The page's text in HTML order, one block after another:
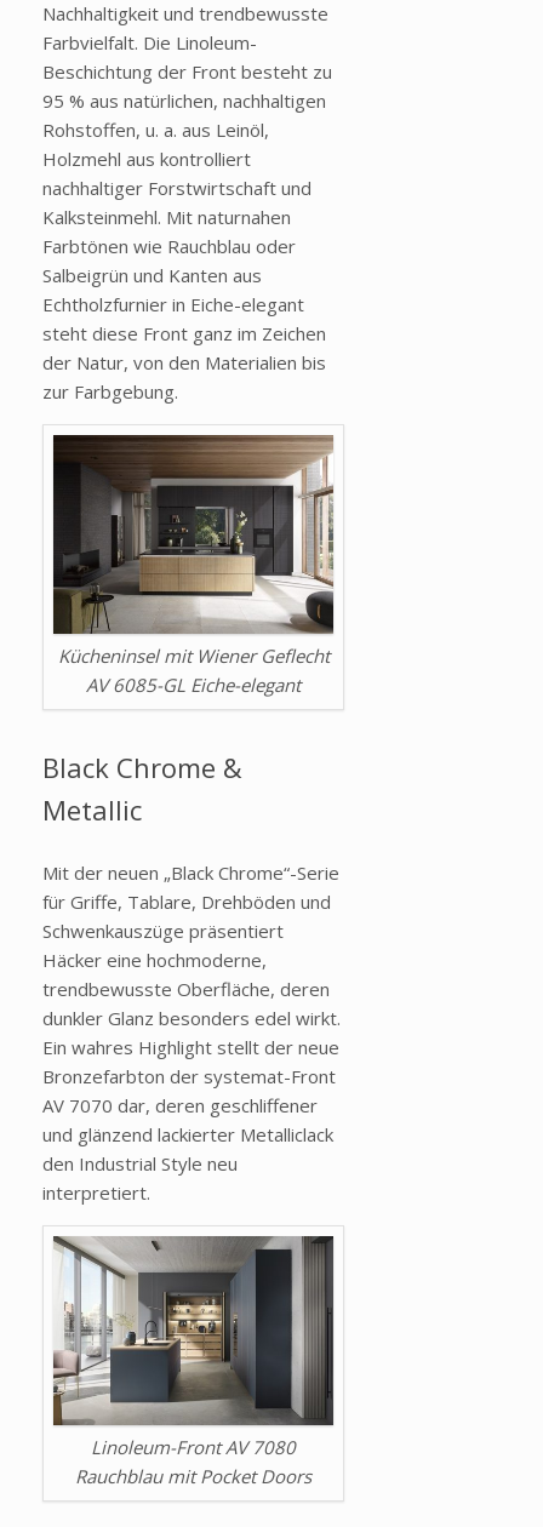
Nachhaltigkeit und trendbewusste
Farbvielfalt. Die Linoleum-
Beschichtung der Front besteht zu
95 % aus natürlichen, nachhaltigen
Rohstoffen, u. a. aus Leinöl,
Holzmehl aus kontrolliert
nachhaltiger Forstwirtschaft und
Kalksteinmehl. Mit naturnahen
Farbtönen wie Rauchblau oder
Salbeigrün und Kanten aus
Echtholzfurnier in Eiche-elegant
steht diese Front ganz im Zeichen
der Natur, von den Materialien bis
zur Farbgebung.
Kücheninsel mit Wiener Geflecht
AV 6085-GL Eiche-elegant
Black Chrome &
Metallic
Mit der neuen „Black Chrome“-Serie
für Griffe, Tablare, Drehböden und
Schwenkauszüge präsentiert
Häcker eine hochmoderne,
trendbewusste Oberfläche, deren
dunkler Glanz besonders edel wirkt.
Ein wahres Highlight stellt der neue
Bronzefarbton der systemat-Front
AV 7070 dar, deren geschliffener
und glänzend lackierter Metalliclack
den Industrial Style neu
interpretiert.
Linoleum-Front AV 7080
Rauchblau mit Pocket Doors